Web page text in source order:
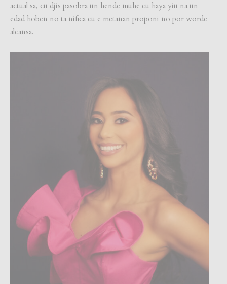
actual sa, cu djis pasobra un hende muhe cu haya yiu na un
edad hoben no ta nifica cu e metanan proponi no por worde
alcansa.